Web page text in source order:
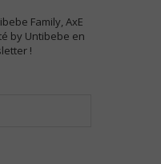
Family, AxE
by Untibebe en
!